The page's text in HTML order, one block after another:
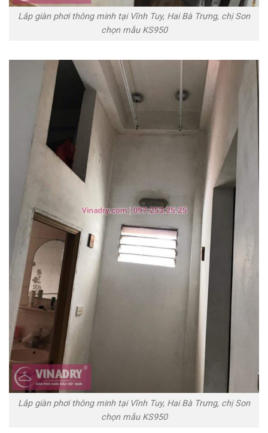
Lắp giàn phơi thông minh tại Vĩnh Tuy, Hai Bà Trưng, chị Son
chọn mẫu KS950
Lắp giàn phơi thông minh tại Vĩnh Tuy, Hai Bà Trưng, chị Son
chọn mẫu KS950